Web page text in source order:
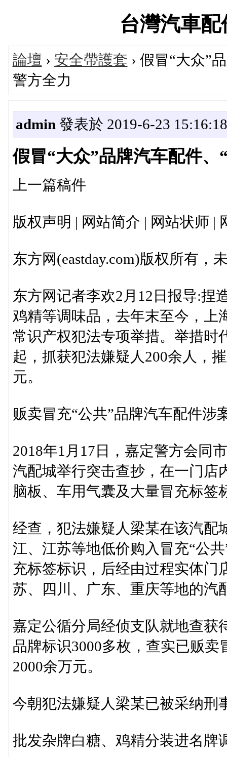
台灣汽車
論壇 › 安全帶護套 › 假冒“大众”
警方全力
admin 發表於 2019-6-23 15:16:18
假冒“大众”品牌汽车配件
上一篇稿件
版权声明 | 网站简介 | 网站状师 |
东方网(eastday.com)版权所有，
东方网记者李欢2月12日报导:捏
鸡精等调味品，去年末至今，上
常识产权犯法专项举措。举措时
起，抓获犯法嫌疑人200余人，
元。
贩卖冒充“公共”品牌汽车配件涉
2018年1月17日，嘉定警方会同
汽配城举行突击查抄，在一门店
脑板、车用气囊及大量冒充标签
经查，犯法嫌疑人梁某在该汽配
江、江苏等地低价购入冒充“公
充标签标识，后经由过程实体门
苏、四川、广东、重庆等地的汽
嘉定公循分局经侦支队就地查获
品牌标识3000多枚，查实已贩
2000余万元。
今朝犯法嫌疑人梁某已被采纳刑
批发杂牌白糖、鸡精分装进名牌